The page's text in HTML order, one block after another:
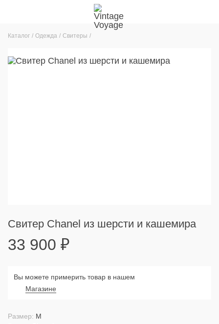
Каталог Одежда Свитеры
Свитер Chanel из шерсти и кашемира
33 900 ₽
Вы можете примерить товар в нашем
Магазине
Размер: M